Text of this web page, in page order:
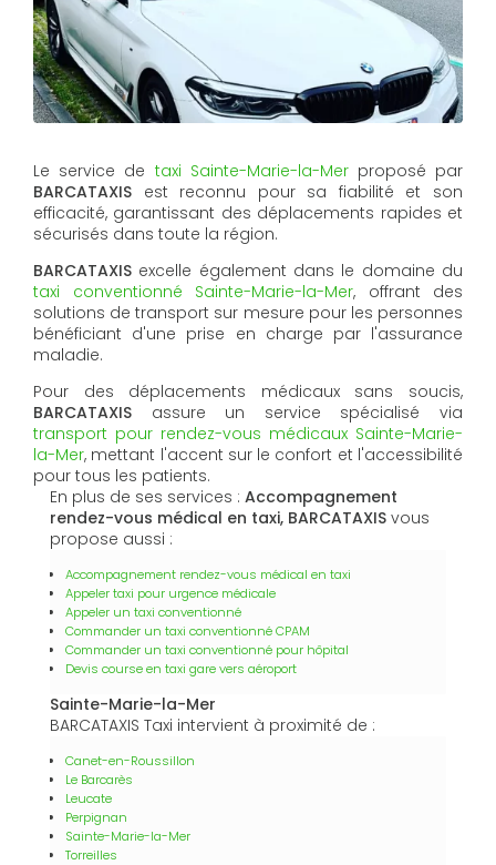
Le service de taxi Sainte-Marie-la-Merproposé par
BARCATAXIS est reconnu pour sa fiabilité et son
efficacité, garantissant des déplacements rapides et
sécurisés dans toute la région.
BARCATAXIS excelle également dans le domaine du
taxi conventionné Sainte-Marie-la-Mer, offrant des
solutions de transport sur mesure pour les personnes
bénéficiant d'une prise en charge par l'assurance
maladie.
Pour des déplacements médicaux sans soucis,
BARCATAXIS assure un service spécialisé via
transport pour rendez-vous médicaux Sainte-Marie-
la-Mer, mettant l'accent sur le confort et l'accessibilité
pour tous les patients.
En plus de ses services : Accompagnement
rendez-vous médical en taxi, BARCATAXIS vous
propose aussi :
Accompagnement rendez-vous médical en taxi
Appeler taxi pour urgence médicale
Appeler un taxi conventionné
Commander un taxi conventionné CPAM
Commander un taxi conventionné pour hôpital
Devis course en taxi gare vers aéroport
Sainte-Marie-la-Mer
BARCATAXIS Taxi intervient à proximité de :
Canet-en-Roussillon
Le Barcarès
Leucate
Perpignan
Sainte-Marie-la-Mer
Torreilles